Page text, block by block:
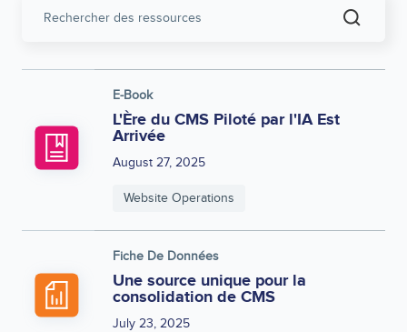
E-Book
L'Ère du CMS Piloté par l'IA Est
Arrivée
August 27, 2025
Website Operations
Fiche De Données
Une source unique pour la
consolidation de CMS
July 23, 2025